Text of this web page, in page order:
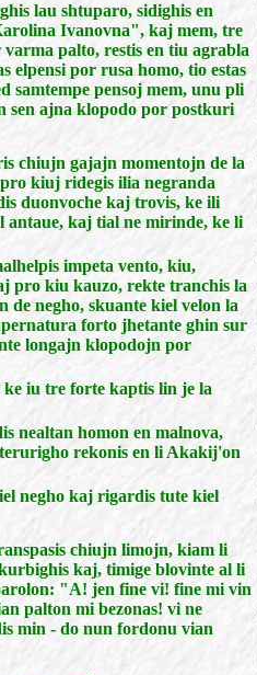
lau shtuparo, sidighis en
Ivanovna", kaj mem, tre
palto, restis en tiu agrabla
elpensi por rusa homo, tio estas
samtempe pensoj mem, unu pli
sen ajna klopodo por postkuri
chiujn gajajn momentojn de la
kiuj ridegis ilia negranda
duonvoche kaj trovis, ke ili
antaue, kaj tial ne mirinde, ke li
impeta vento, kiu,
pro kiu kauzo, rekte tranchis la
de negho, skuante kiel velon la
forto jhetante ghin sur
longajn klopodojn por
ke iu tre forte kaptis lin je la
nealtan homon en malnova,
rekonis en li Akakij'on
negho kaj rigardis tute kiel
chiujn limojn, kiam li
kaj, timige blovinte al li
"A! jen fine vi! fine mi vin
palton mi bezonas! vi ne
min - do nun fordonu vian